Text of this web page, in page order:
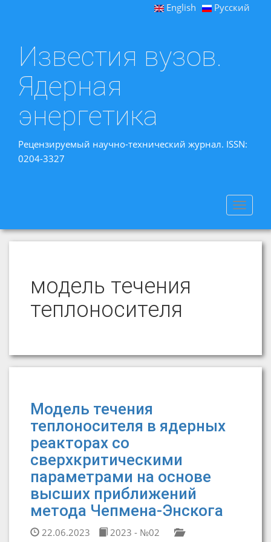
English Русский
Известия вузов.
Ядерная
энергетика
Рецензируемый научно-технический журнал. ISSN:
0204-3327
Toggle
модель течения
теплоносителя
Модель течения
теплоносителя в ядерных
реакторах со
сверхкритическими
параметрами на основе
высших приближений
метода Чепмена-Энскога
22.06.2023
2023 - №02